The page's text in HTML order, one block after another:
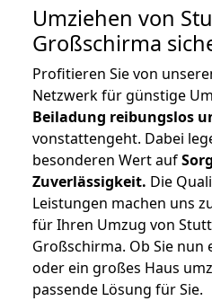
Umziehen von
Großschirma
Profitieren Sie von
Netzwerk für günstige
Beiladung reibungslos
vonstattengeht. Dabei
besonderen Wert auf
Zuverlässigkeit. Die
Leistungen machen uns
für Ihren Umzug von
Großschirma. Ob Sie nun
oder ein großes Haus
passende Lösung für Sie.